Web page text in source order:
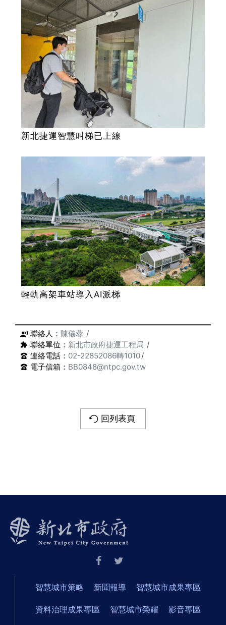
新北捷運智慧叫梯已上線
輕軌高架車站導入AI派梯
聯絡人： 陳儀蓉
聯絡單位： 新北市政府捷運工程局
連絡電話： 02-22852086轉1010
電子信箱： BB0848@ntpc.gov.tw
回列表頁
智慧城市策略 新聞報導 智慧城市成果專區
資料治理成果專區 智慧城市榮耀 影音專區